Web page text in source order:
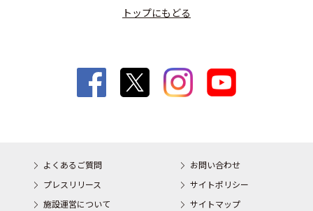
トップにもどる
よくあるご質問
お問い合わせ
プレスリリース
サイトポリシー
施設運営について
サイトマップ